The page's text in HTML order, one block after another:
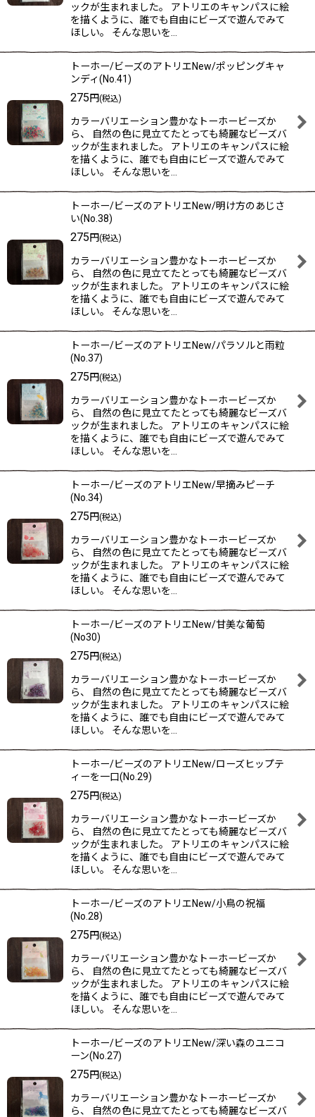
ックが生まれました。 アトリエのキャンパスに絵
を描くように、誰でも自由にビーズで遊んでみて
ほしい。 そんな思いを…
トーホー/ビーズのアトリエNew/ポッピングキャ
ンディ(No.41)
275円(税込)
カラーバリエーション豊かなトーホービーズか
ら、 自然の色に見立てたとっても綺麗なビーズバ
ックが生まれました。 アトリエのキャンパスに絵
を描くように、誰でも自由にビーズで遊んでみて
ほしい。 そんな思いを…
トーホー/ビーズのアトリエNew/明け方のあじさ
い(No.38)
275円(税込)
カラーバリエーション豊かなトーホービーズか
ら、 自然の色に見立てたとっても綺麗なビーズバ
ックが生まれました。 アトリエのキャンパスに絵
を描くように、誰でも自由にビーズで遊んでみて
ほしい。 そんな思いを…
トーホー/ビーズのアトリエNew/パラソルと雨粒
(No.37)
275円(税込)
カラーバリエーション豊かなトーホービーズか
ら、 自然の色に見立てたとっても綺麗なビーズバ
ックが生まれました。 アトリエのキャンパスに絵
を描くように、誰でも自由にビーズで遊んでみて
ほしい。 そんな思いを…
トーホー/ビーズのアトリエNew/早摘みピーチ
(No.34)
275円(税込)
カラーバリエーション豊かなトーホービーズか
ら、 自然の色に見立てたとっても綺麗なビーズバ
ックが生まれました。 アトリエのキャンパスに絵
を描くように、誰でも自由にビーズで遊んでみて
ほしい。 そんな思いを…
トーホー/ビーズのアトリエNew/甘美な葡萄
(No30)
275円(税込)
カラーバリエーション豊かなトーホービーズか
ら、 自然の色に見立てたとっても綺麗なビーズバ
ックが生まれました。 アトリエのキャンパスに絵
を描くように、誰でも自由にビーズで遊んでみて
ほしい。 そんな思いを…
トーホー/ビーズのアトリエNew/ローズヒップテ
ィーを一口(No.29)
275円(税込)
カラーバリエーション豊かなトーホービーズか
ら、 自然の色に見立てたとっても綺麗なビーズバ
ックが生まれました。 アトリエのキャンパスに絵
を描くように、誰でも自由にビーズで遊んでみて
ほしい。 そんな思いを…
トーホー/ビーズのアトリエNew/小鳥の祝福
(No.28)
275円(税込)
カラーバリエーション豊かなトーホービーズか
ら、 自然の色に見立てたとっても綺麗なビーズバ
ックが生まれました。 アトリエのキャンパスに絵
を描くように、誰でも自由にビーズで遊んでみて
ほしい。 そんな思いを…
トーホー/ビーズのアトリエNew/深い森のユニコ
ーン(No.27)
275円(税込)
カラーバリエーション豊かなトーホービーズか
ら、 自然の色に見立てたとっても綺麗なビーズバ